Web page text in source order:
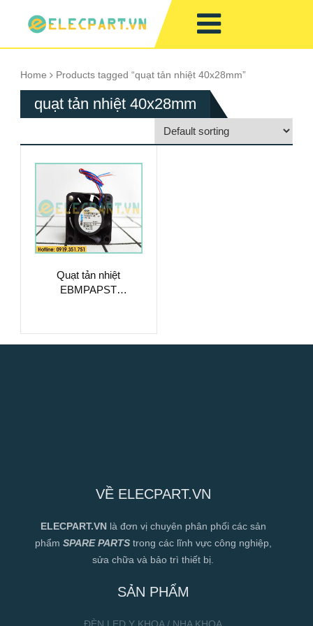
Home Products tagged “quạt tản nhiệt 40x28mm”
quạt tản nhiệt 40x28mm
Quạt tản nhiệt
EBMPAPST
VỀ ELECPART.VN
ELECPART.VN là đơn vị chuyên phân phối các sản
phẩm SPARE PARTStrong các lĩnh vực công nghiệp,
sửa chữa và bảo trì thiết bị.
SẢN PHẨM
ĐÈN LED Y KHOA / NHA KHOA